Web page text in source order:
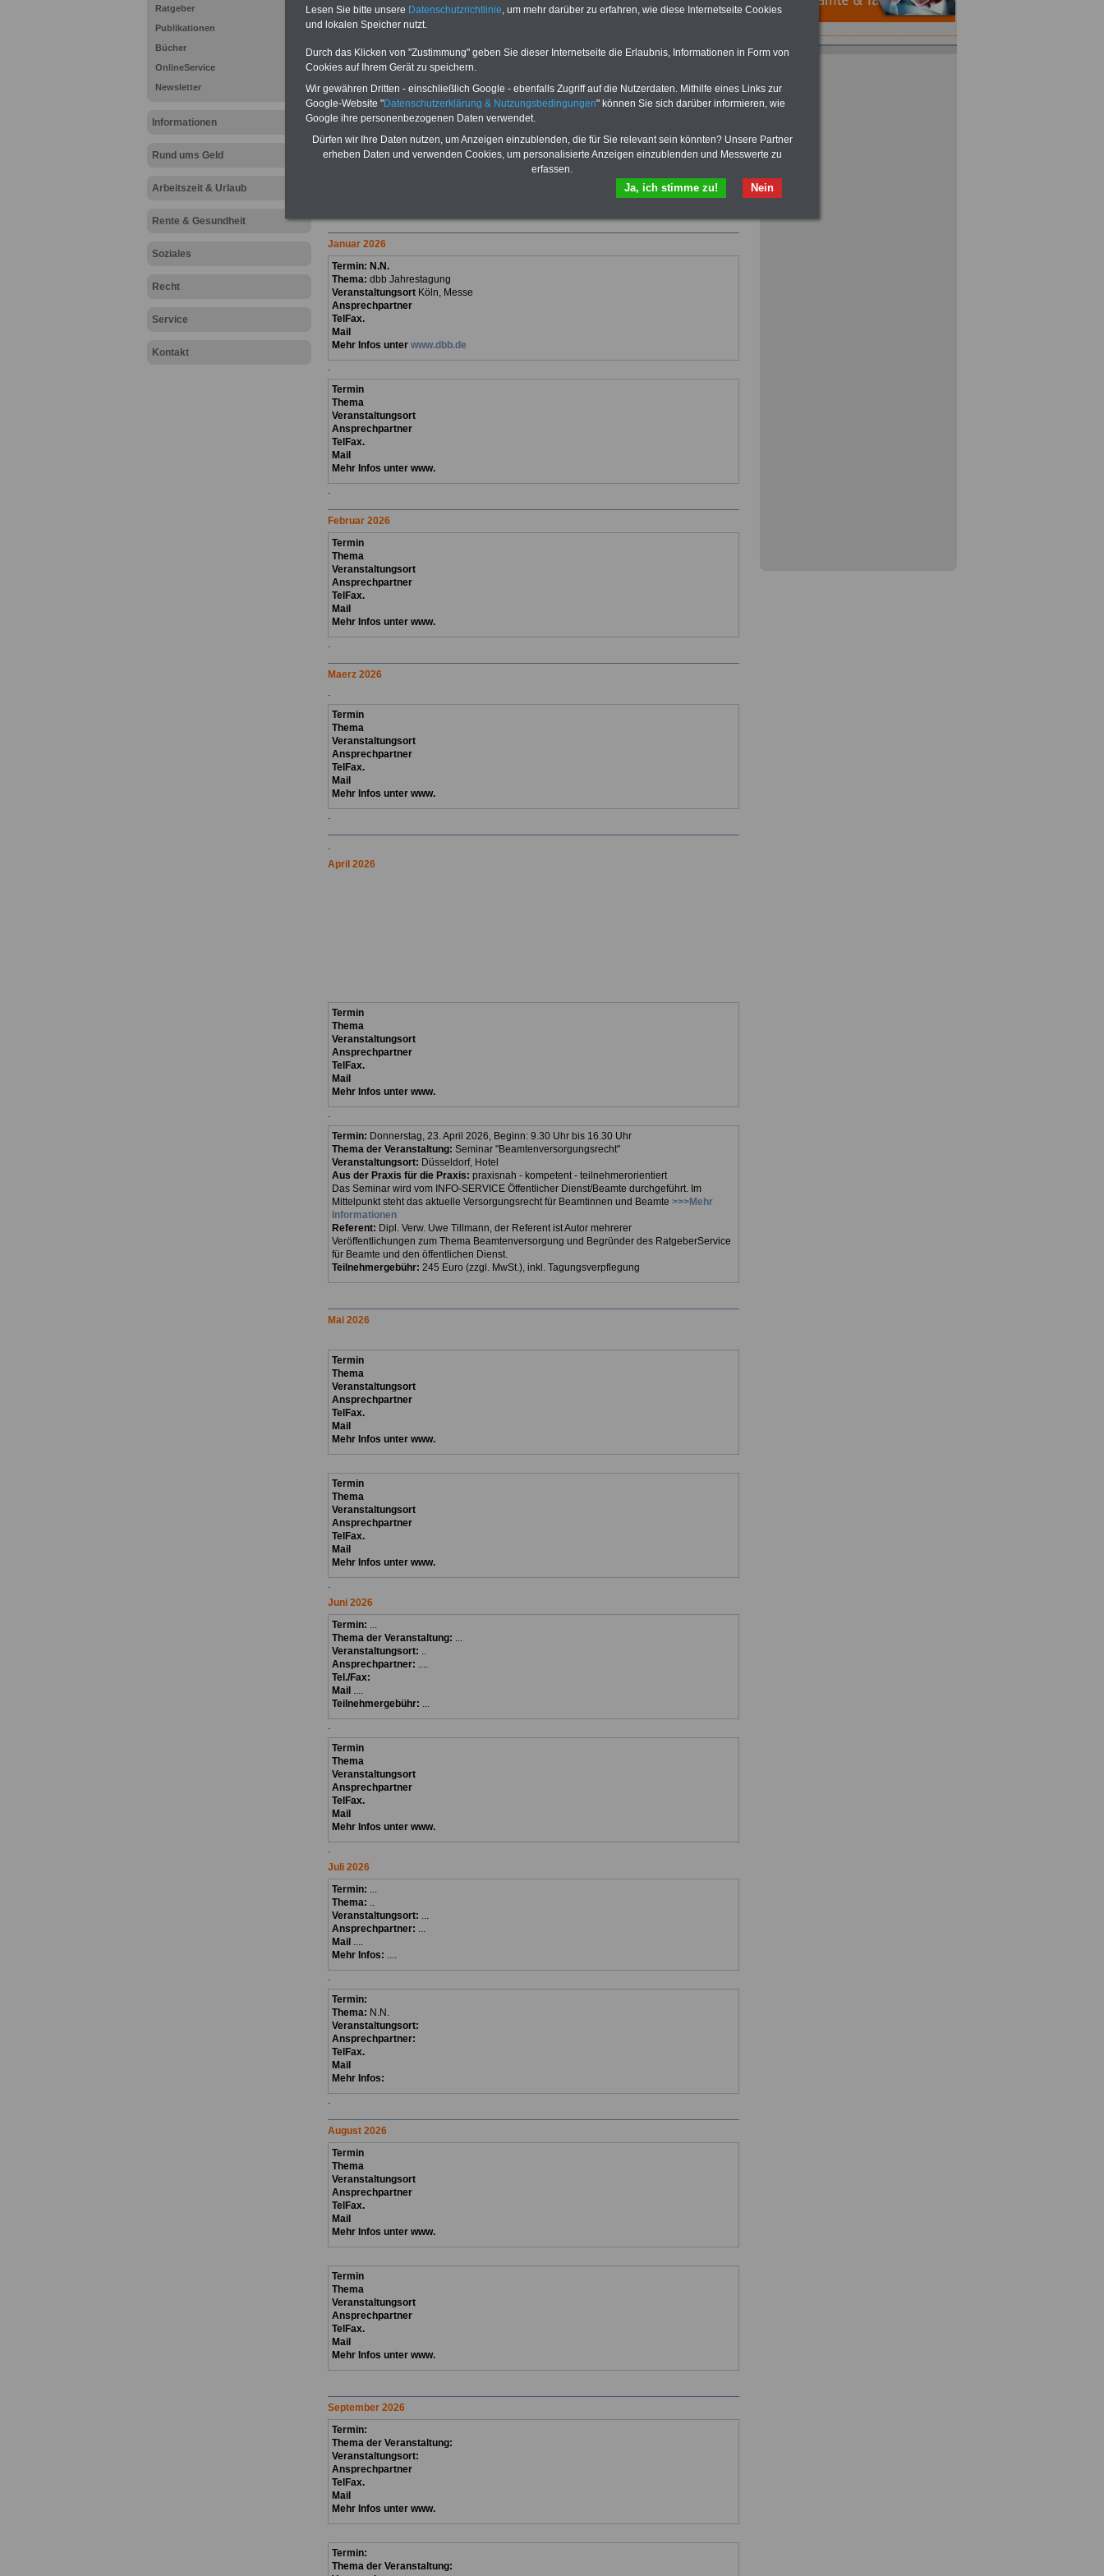
Ratgeber
Publikationen
Bücher
OnlineService
Newsletter
Informationen
Rund ums Geld
Arbeitszeit & Urlaub
Rente & Gesundheit
Soziales
Recht
Service
Kontakt
herunterladen, lesen und
Mehr Infos
In dieser Rubrik informieren wir über ausgewählte Veranstaltungen, z.B. Kongresse,
Seminare und Konferenzen. Gerne können Sie uns Veranstaltungen von bundesweiter
Bedeutung vorschlagen. Nach Prüfung werden wir diese in unsere Übersicht kostenlos
eintragen. Teilen Sie uns einfach die relevanten Daten mitinfoservice@beamten-
>>>Juli, >>>August,
Januar2026
Termin: N.N.
Thema: dbb Jahrestagung
Veranstaltungsort Köln, Messe
Ansprechpartner
TelFax.
Mail
Mehr Infos unter www.dbb.de
.
Termin
Thema
Veranstaltungsort
Ansprechpartner
TelFax.
Mail
Mehr Infos unter www.
.
Februar 2026
Termin
Thema
Veranstaltungsort
Ansprechpartner
TelFax.
Mail
Mehr Infos unter www.
.
Maerz 2026
.
Termin
Thema
Veranstaltungsort
Ansprechpartner
TelFax.
Mail
Mehr Infos unter www.
.
.
April 2026
Termin
Thema
Veranstaltungsort
Ansprechpartner
TelFax.
Mail
Mehr Infos unter www.
.
Termin: Donnerstag, 23. April 2026, Beginn: 9.30 Uhr bis 16.30 Uhr
Thema der Veranstaltung: Seminar "Beamtenversorgungsrecht"
Veranstaltungsort: Düsseldorf, Hotel
Aus der Praxis für die Praxis: praxisnah - kompetent - teilnehmerorientiert
Das Seminar wird vom INFO-SERVICE Öffentlicher Dienst/Beamte durchgeführt. Im
Mittelpunkt steht das aktuelle Versorgungsrecht für Beamtinnen und Beamte >>>Mehr
Informationen
Referent: Dipl. Verw. Uwe Tillmann, der Referent ist Autor mehrerer
Veröffentlichungen zum Thema Beamtenversorgung und Begründer des RatgeberService
für Beamte und den öffentlichen Dienst.
Teilnehmergebühr: 245 Euro (zzgl. MwSt.), inkl. Tagungsverpflegung
Mai 2026
Termin
Thema
Veranstaltungsort
Ansprechpartner
TelFax.
Mail
Mehr Infos unter www.
Termin
Thema
Veranstaltungsort
Ansprechpartner
TelFax.
Mail
Mehr Infos unter www.
.
Juni 2026
Termin: ...
Thema der Veranstaltung: ...
Veranstaltungsort: ..
Ansprechpartner: ....
Tel./Fax:
Mail ....
Teilnehmergebühr: ...
.
Termin
Thema
Veranstaltungsort
Ansprechpartner
TelFax.
Mail
Mehr Infos unter www.
.
Juli 2026
Termin: ...
Thema: ..
Veranstaltungsort: ...
Ansprechpartner: ...
Mail ....
Mehr Infos: ....
.
Termin:
Thema: N.N.
Veranstaltungsort:
Ansprechpartner:
TelFax.
Mail
Mehr Infos:
.
August 2026
Termin
Thema
Veranstaltungsort
Ansprechpartner
TelFax.
Mail
Mehr Infos unter www.
Termin
Thema
Veranstaltungsort
Ansprechpartner
TelFax.
Mail
Mehr Infos unter www.
September 2026
Termin:
Thema der Veranstaltung:
Veranstaltungsort:
Ansprechpartner
TelFax.
Mail
Mehr Infos unter www.
Termin:
Thema der Veranstaltung:
vor Jobaufnahme
Lesen Sie bitte unsere Datenschutzrichtlinie, um mehr darüber zu erfahren, wie diese Internetseite Cookies
und lokalen Speicher nutzt.
Durch das Klicken von "Zustimmung" geben Sie dieser Internetseite die Erlaubnis, Informationen in Form von
Cookies auf Ihrem Gerät zu speichern.
Wir gewähren Dritten - einschließlich Google - ebenfalls Zugriff auf die Nutzerdaten. Mithilfe eines Links zur
Google-Website "Datenschutzerklärung & Nutzungsbedingungen" können Sie sich darüber informieren, wie
Google ihre personenbezogenen Daten verwendet.
Dürfen wir Ihre Daten nutzen, um Anzeigen einzublenden, die für Sie relevant sein könnten? Unsere Partner
erheben Daten und verwenden Cookies, um personalisierte Anzeigen einzublenden und Messwerte zu
erfassen.
Nein
Ja, ich stimme zu!